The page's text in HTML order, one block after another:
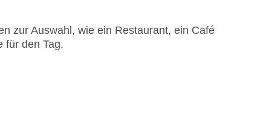
zur Auswahl, wie ein Restaurant, ein Café
für den Tag.